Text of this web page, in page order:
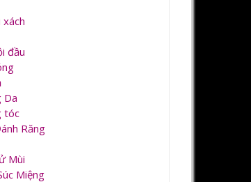
xách
đầu
Da
tóc
Răng
Mùi
Miệng